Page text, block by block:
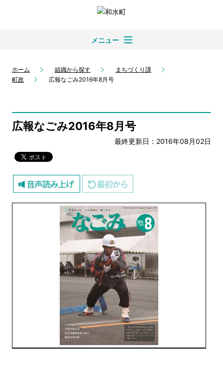
メニュー
ホーム 組織から探す
まちづくり課
町政
広報なごみ2016年8月号
広報なごみ2016年8月号
最終更新日：2016年08月02日